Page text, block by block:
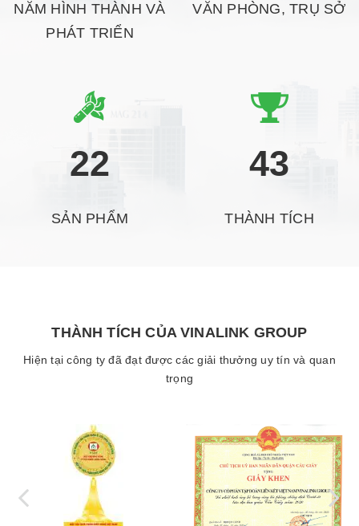
NĂM HÌNH THÀNH VÀ
PHÁT TRIỂN
VĂN PHÒNG, TRỤ SỞ
22
SẢN PHẨM
43
THÀNH TÍCH
THÀNH TÍCH CỦA VINALINK GROUP
Hiện tại công ty đã đạt được các giải thưởng uy tín và quan
trọng